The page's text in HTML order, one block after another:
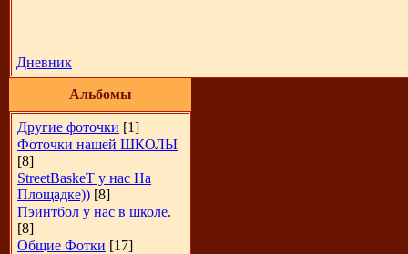
Дневник
Альбомы
Другие фоточки [1]
Фоточки нашей ШКОЛЫ
[8]
StreetBaskeT у нас На
Площадке)) [8]
Пэинтбол у нас в школе.
[8]
Общие Фотки [17]